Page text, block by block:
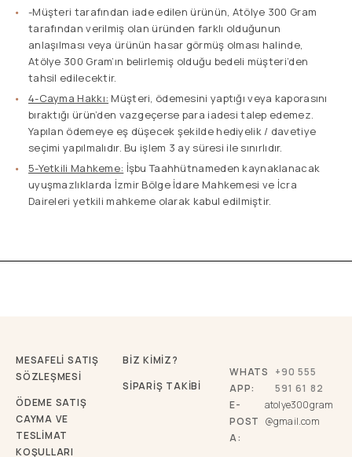
-Müşteri tarafından iade edilen ürünün, Atölye 300 Gram
tarafından verilmiş olan üründen farklı olduğunun
anlaşılması veya ürünün hasar görmüş olması halinde,
Atölye 300 Gram’ın belirlemiş olduğu bedeli müşteri’den
tahsil edilecektir.
4-Cayma Hakkı: Müşteri, ödemesini yaptığı veya kaporasını
bıraktığı ürün’den vazgeçerse para iadesi talep edemez.
Yapılan ödemeye eş düşecek şekilde hediyelik / davetiye
seçimi yapılmalıdır. Bu işlem 3 ay süresi ile sınırlıdır.
5-Yetkili Mahkeme: İşbu Taahhütnameden kaynaklanacak
uyuşmazlıklarda İzmir Bölge İdare Mahkemesi ve İcra
Daireleri yetkili mahkeme olarak kabul edilmiştir.
MESAFELİ SATIŞ
SÖZLEŞMESİ
ÖDEME SATIŞ
CAYMA VE
TESLİMAT
KOŞULLARI
BİZ KİMİZ?
SİPARİŞ TAKİBİ
WHATS
APP:
+90 555
591 61 82
E-
POST
A:
atolye300gram
@gmail.com